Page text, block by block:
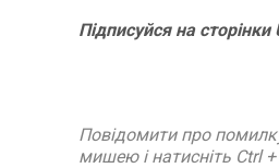
Підписуйсянасторінки
Повідомити про
мишею і натисніть Ctrl +